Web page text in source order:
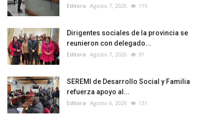
Editora Agosto 7, 2026 115
Dirigentes sociales de la provincia se
reunieron con delegado...
Editora Agosto 7, 2026 91
SEREMI de Desarrollo Social y Familia
refuerza apoyo al...
Editora Agosto 6, 2026 131